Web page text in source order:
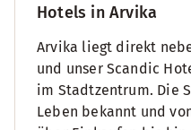
Hotels in Arvika
Arvika liegt direkt
und unser Scandic
im Stadtzentrum. Die
Leben bekannt und